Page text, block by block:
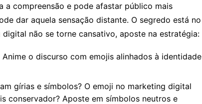
a compreensão e pode afastar público mais
dar aquela sensação distante. O segredo está no
não se torne cansativo, aposte na estratégia:
Anime o discurso com emojis alinhados à identidade
gírias e símbolos? O emoji no marketing digital
conservador? Aposte em símbolos neutros e